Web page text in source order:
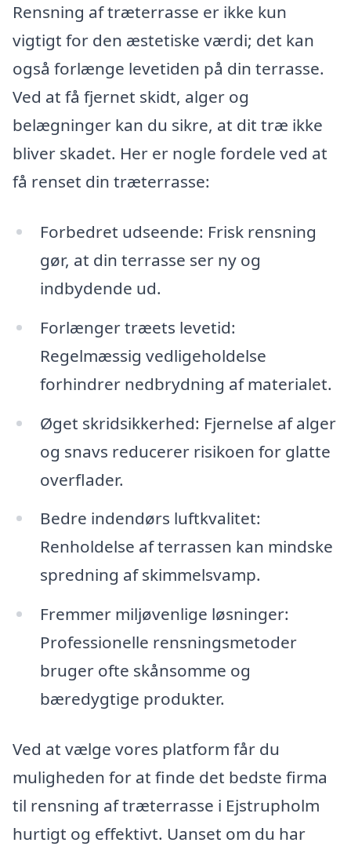
Rensning af træterrasse er ikke kun
vigtigt for den æstetiske værdi; det kan
også forlænge levetiden på din terrasse.
Ved at få fjernet skidt, alger og
belægninger kan du sikre, at dit træ ikke
bliver skadet. Her er nogle fordele ved at
få renset din træterrasse:
Forbedret udseende: Frisk rensning
gør, at din terrasse ser ny og
indbydende ud.
Forlænger træets levetid:
Regelmæssig vedligeholdelse
forhindrer nedbrydning af materialet.
Øget skridsikkerhed: Fjernelse af alger
og snavs reducerer risikoen for glatte
overflader.
Bedre indendørs luftkvalitet:
Renholdelse af terrassen kan mindske
spredning af skimmelsvamp.
Fremmer miljøvenlige løsninger:
Professionelle rensningsmetoder
bruger ofte skånsomme og
bæredygtige produkter.
Ved at vælge vores platform får du
muligheden for at finde det bedste firma
til rensning af træterrasse i Ejstrupholm
hurtigt og effektivt. Uanset om du har